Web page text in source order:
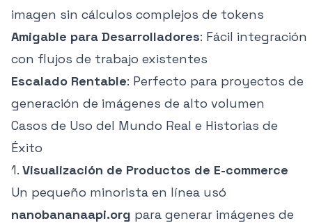
imagen sin cálculos complejos de tokens
Amigable para Desarrolladores: Fácil integración
con flujos de trabajo existentes
Escalado Rentable: Perfecto para proyectos de
generación de imágenes de alto volumen
Casos de Uso del Mundo Real e Historias de
Éxito
1. Visualización de Productos de E-commerce
Un pequeño minorista en línea usó
nanobananaapi.org para generar imágenes de